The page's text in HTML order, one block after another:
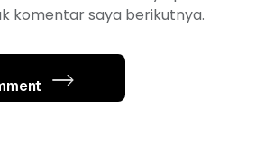
komentar saya berikutnya.